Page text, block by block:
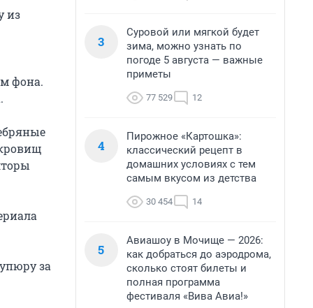
из
фона.
за
3
Суровой или мягкой будет
зима, можно узнать по
погоде 5 августа — важные
приметы
77 529 12
4
Пирожное «Картошка»:
классический рецепт в
домашних условиях с тем
самым вкусом из детства
30 454 14
5
Авиашоу в Мочище — 2026:
как добраться до аэродрома,
сколько стоят билеты и
полная программа
фестиваля «Вива Авиа!»